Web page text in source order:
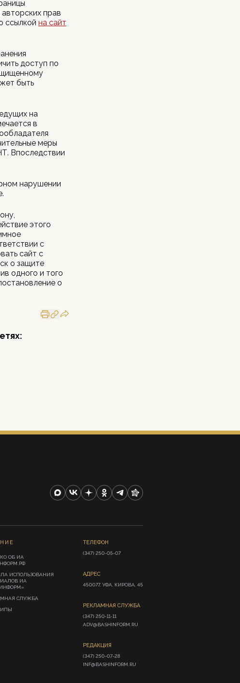
прав
ссылкой на сайт
доступ по
быть
на
в
меры
Впоследствии
нарушении
этого
с
сайт с
о защите
одного и того
о
ОБ ИА
ИСПОЛЬЗОВАНИЯ
ИА
СЛУЖБА
ТЕЛЕФОН
(347) 250-05-07
АДРЕС
450077, УФА, КИРОВА, 45
РЕКЛАМНАЯ СЛУЖБА
(347) 250-11-11
ADV@BASHINFORM.RU
РЕДАКЦИЯ
(347) 250-07-28
INF@BASHINFORM.RU